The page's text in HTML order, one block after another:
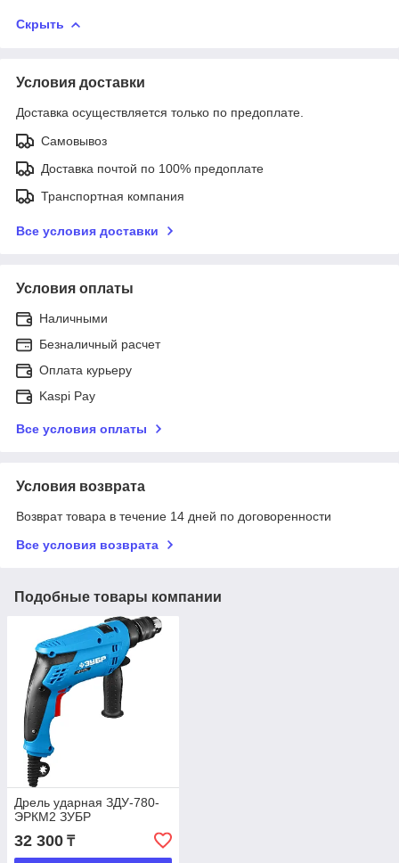
Скрыть
Условия доставки
Доставка осуществляется только по предоплате.
Самовывоз
Доставка почтой по 100% предоплате
Транспортная компания
Все условия доставки
Условия оплаты
Наличными
Безналичный расчет
Оплата курьеру
Kaspi Pay
Все условия оплаты
Условия возврата
Возврат товара в течение 14 дней по договоренности
Все условия возврата
Подобные товары компании
Дрель ударная ЗДУ-780-
ЭРКМ2 ЗУБР
32 300 ₸